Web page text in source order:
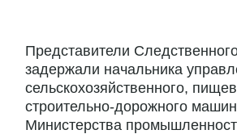
Представители
задержали начальника
сельскохозяйственного,
строительно-дорожного
Министерства